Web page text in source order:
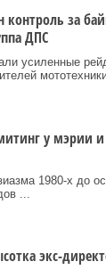
контроль за
ДПС
усиленные
у мэрии
1980‑х до
...
экс-